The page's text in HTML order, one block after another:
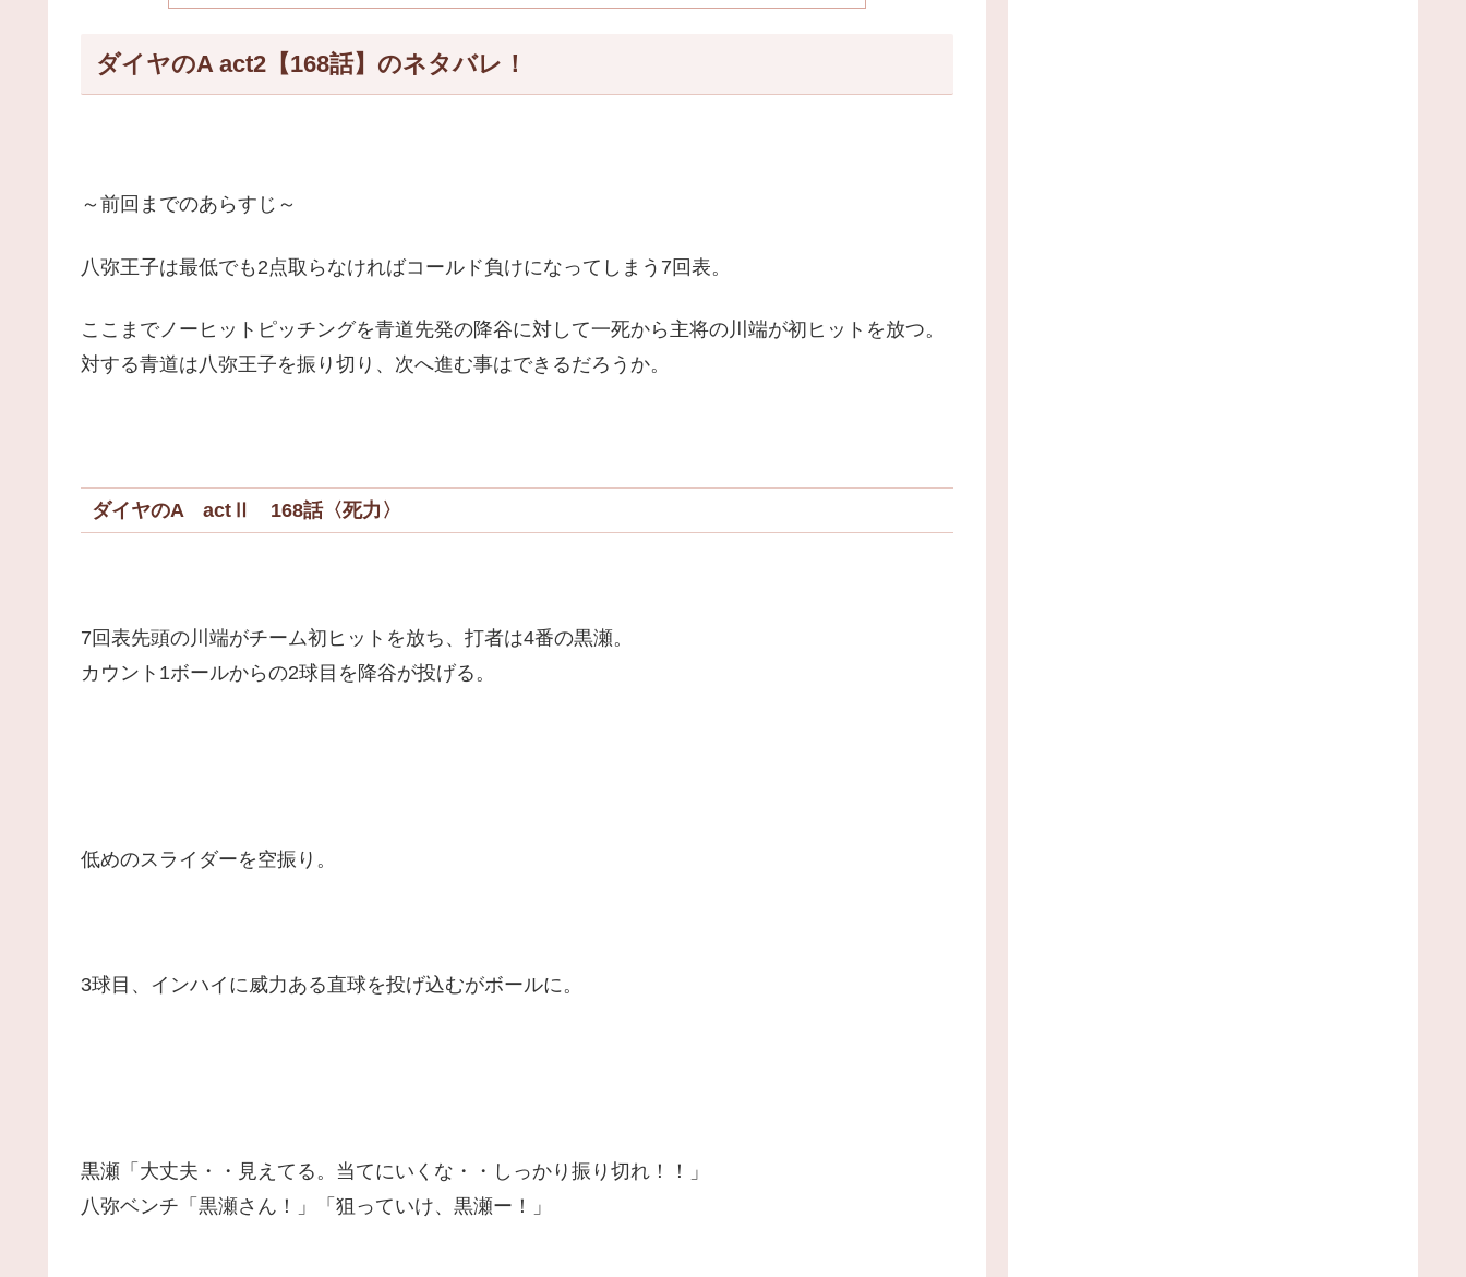
ダイヤのA act2【168話】のネタバレ！
～前回までのあらすじ～
八弥王子は最低でも2点取らなければコールド負けになってしまう7回表。
ここまでノーヒットピッチングを青道先発の降谷に対して一死から主将の川端が初ヒットを放つ。
対する青道は八弥王子を振り切り、次へ進む事はできるだろうか。
ダイヤのA actⅡ 168話〈死力〉
7回表先頭の川端がチーム初ヒットを放ち、打者は4番の黒瀬。
カウント1ボールからの2球目を降谷が投げる。
低めのスライダーを空振り。
3球目、インハイに威力ある直球を投げ込むがボールに。
黒瀬「大丈夫・・見えてる。当てにいくな・・しっかり振り切れ！！」
八弥ベンチ「黒瀬さん！」「狙っていけ、黒瀬ー！」